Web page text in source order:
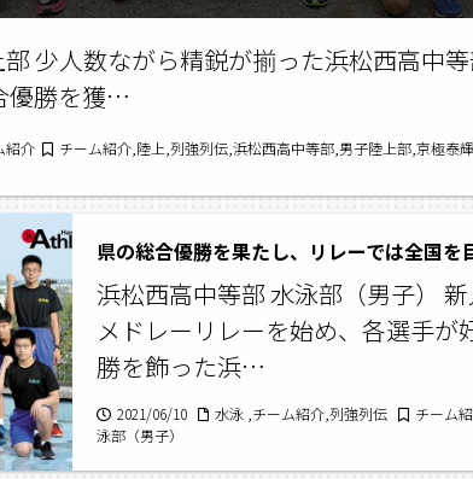
少人数ながら精鋭が揃った浜松西高中
優勝を獲…
紹介 チーム紹介,陸上,列強列伝,浜松西高中等部,男子陸上部,京極泰輝
県の総合優勝を果たし、リレーでは全国を
浜松西高中等部 水泳部（男子）
メドレーリレーを始め、各選手が
勝を飾った浜…
2021/06/10 水泳 ,チーム紹介,列強列伝
チーム
泳部（男子）